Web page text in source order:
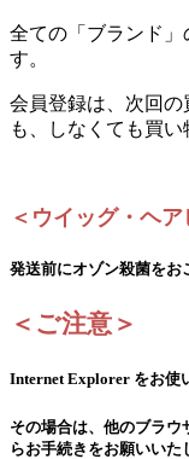
全ての「ブランド
す。
会員登録は、次回
も、しなくても買い
＜ウイッグ・ヘ
発送前にオゾン殺菌をお
＜ご注意＞
Internet Explorer をお使
その場合は、他のブラウ
らお手続きをお願いいた